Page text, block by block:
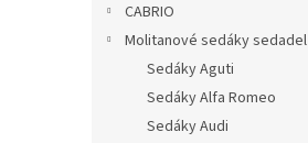
CABRIO
Molitanové sedáky sedadel
Sedáky Aguti
Sedáky Alfa Romeo
Sedáky Audi